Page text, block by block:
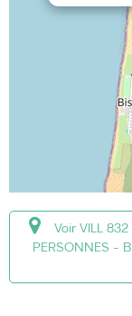
Voir VILL
PERSONNES -